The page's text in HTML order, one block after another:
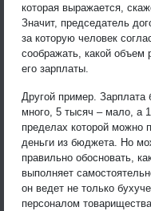
которая выражается,
Значит, председатель
за которую человек
соображать, какой объем
его зарплаты.
Другой пример.
много, 5 тысяч – мало, а
пределах которой можно
деньги из бюджета. Но
правильно обосновать,
выполняет
он ведет не только
персоналом